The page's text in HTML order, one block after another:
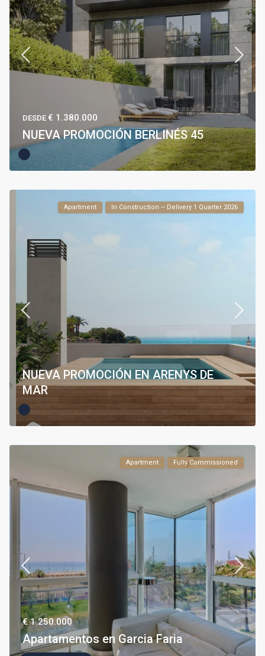
DESDE€ 1.380.000
NUEVA PROMOCIÓN BERLINÉS 45
Apartment In Construction – Delivery 1 Quarter 2026
NUEVA PROMOCIÓN EN ARENYS DE
MAR
Apartment Fully Commissioned
€ 1.250.000
Apartamentos en Garcia Faria